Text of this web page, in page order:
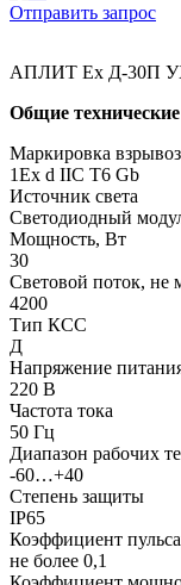
Отправить запрос
АПЛИТ Ех Д-30П
Общие
Маркировка
1Ех d IIC T6 Gb
Источник света
Светодиодный
Мощность, Вт
30
Световой поток, не
4200
Тип КСС
Д
Напряжение
220 В
Частота тока
50 Гц
Диапазон рабочих
-60…+40
Степень защиты
IP65
Коэффициент
не более 0,1